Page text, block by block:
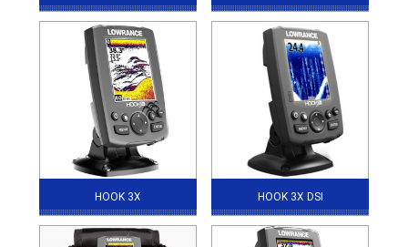
HOOK 3X HOOK 3X DSI